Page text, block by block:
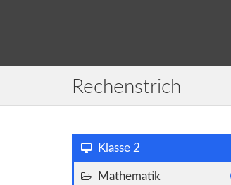
Rechenstrich
Klasse 2
Mathematik